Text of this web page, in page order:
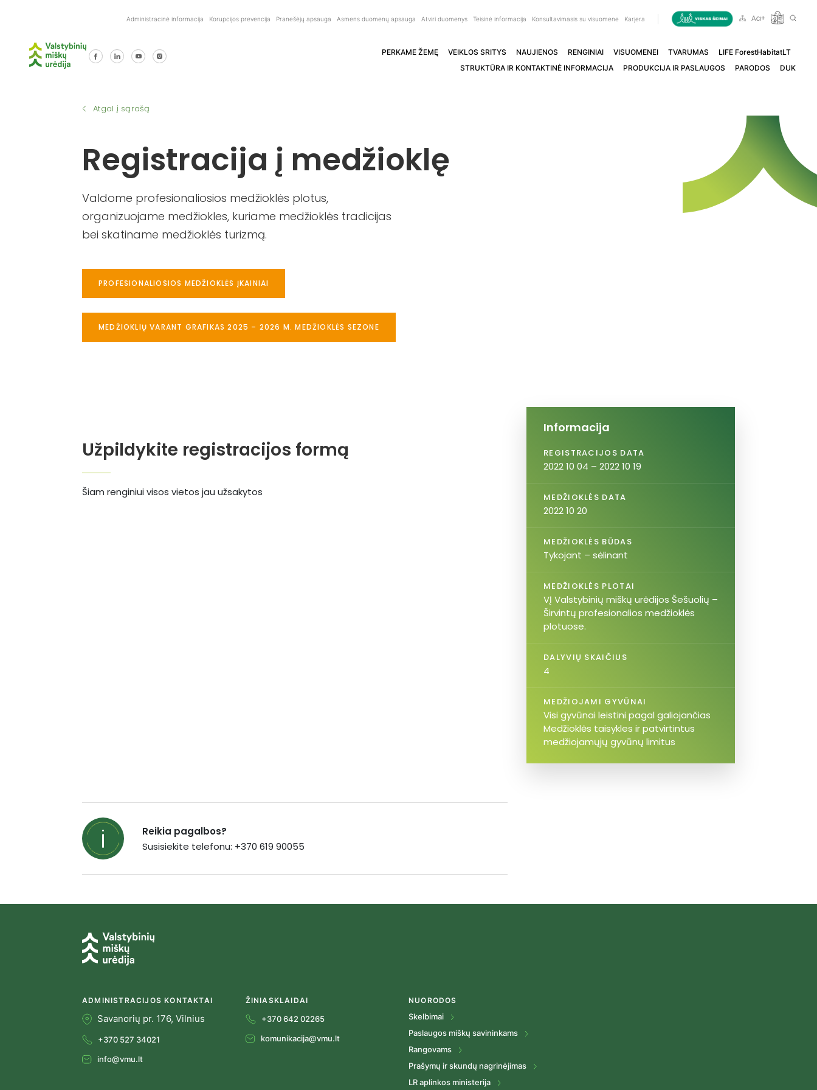
Administracinė informacija Korupcijos prevencija Pranešėjų apsauga Asmens duomenų apsauga Atviri duomenys Teisinė informacija Konsultavimasis su visuomene Karjera
PERKAME ŽEMĘ VEIKLOS SRITYS NAUJIENOS RENGINIAI VISUOMENEI TVARUMAS
LIFE ForestHabitatLT
STRUKTŪRA IR KONTAKTINĖ INFORMACIJA
PRODUKCIJA IR PASLAUGOS PARODOS DUK
Atgal į sąrašą
Registracija į medžioklę
Valdome profesionaliosios medžioklės plotus,
organizuojame medžiokles, kuriame medžioklės tradicijas
bei skatiname medžioklės turizmą.
PROFESIONALIOSIOS MEDŽIOKLĖS ĮKAINIAI
MEDŽIOKLIŲ VARANT GRAFIKAS 2025 – 2026 M. MEDŽIOKLĖS SEZONE
Užpildykite registracijos formą
Šiam renginiui visos vietos jau užsakytos
Informacija
REGISTRACIJOS DATA
2022 10 04 – 2022 10 19
MEDŽIOKLĖS DATA
2022 10 20
MEDŽIOKLĖS BŪDAS
Tykojant – sėlinant
MEDŽIOKLĖS PLOTAI
VĮ Valstybinių miškų urėdijos Šešuolių –
Širvintų profesionalios medžioklės
plotuose.
DALYVIŲ SKAIČIUS
4
MEDŽIOJAMI GYVŪNAI
Visi gyvūnai leistini pagal galiojančias
Medžioklės taisykles ir patvirtintus
medžiojamųjų gyvūnų limitus
Reikia pagalbos?
Susisiekite telefonu: +370 619 90055
ADMINISTRACIJOS KONTAKTAI
Savanorių pr. 176, Vilnius
+370 527 34021
info@vmu.lt
ŽINIASKLAIDAI
+370 642 02265
komunikacija@vmu.lt
NUORODOS
Skelbimai
Paslaugos miškų savininkams
Rangovams
Prašymų ir skundų nagrinėjimas
LR aplinkos ministerija